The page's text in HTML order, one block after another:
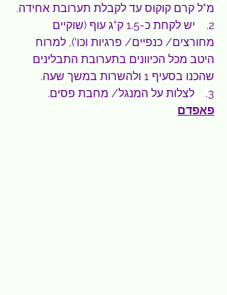
מ"ל קרם קוקוס עד לקבלת תערובת אחידה.
2.    יש לקחת כ-1.5 ק"ג עוף (שוקיים
מחורצים/ כנפיים/ פרגיות וכו'), למרוח
היטב מכל הכיוונים בתערובת התבלינים
שהכנו בסעיף 1 ולהשרות במשך שעה.
3.    לצלות על המנגל/ מחבת פסים.
פאפדם